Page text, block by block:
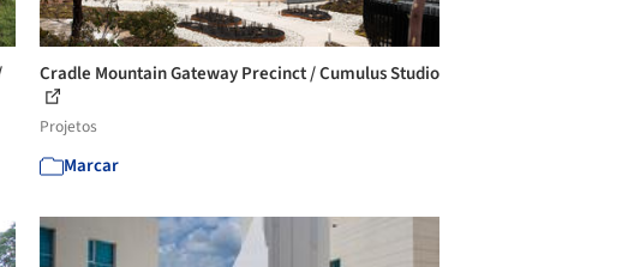
Cradle Mountain Gateway Precinct / Cumulus Studio
Projetos
Marcar